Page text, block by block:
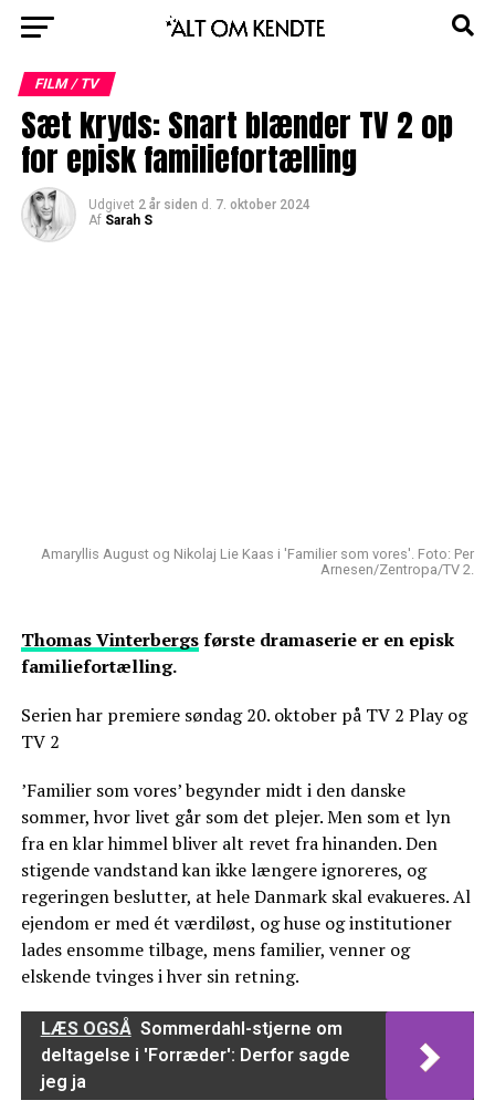
FILM / TV
Sæt kryds: Snart blænder TV 2 op
for episk familiefortælling
Udgivet 2 år siden d. 7. oktober 2024
Af Sarah S
Amaryllis August og Nikolaj Lie Kaas i 'Familier som vores'. Foto: Per
Arnesen/Zentropa/TV 2.
Thomas Vinterbergsførste dramaserie er en episk
familiefortælling.
Serien har premiere søndag 20. oktober på TV 2 Play og
TV 2
’Familier som vores’ begynder midt i den danske
sommer, hvor livet går som det plejer. Men som et lyn
fra en klar himmel bliver alt revet fra hinanden. Den
stigende vandstand kan ikke længere ignoreres, og
regeringen beslutter, at hele Danmark skal evakueres. Al
ejendom er med ét værdiløst, og huse og institutioner
lades ensomme tilbage, mens familier, venner og
elskende tvinges i hver sin retning.
LÆS OGSÅ Sommerdahl-stjerne om
deltagelse i 'Forræder': Derfor sagde
jeg ja